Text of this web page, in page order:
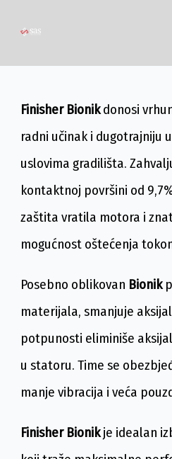
content
Finisher Bionikdonosi
radni učinak i dugotrajniju
uslovima gradilišta.
kontaktnoj površini od
zaštita vratila motora i
mogućnost oštećenja
Posebno oblikovan Bionik
materijala, smanjuje
potpunosti eliminiše
u statoru. Time se
manje vibracija i veća
Finisher Bionikje idealan